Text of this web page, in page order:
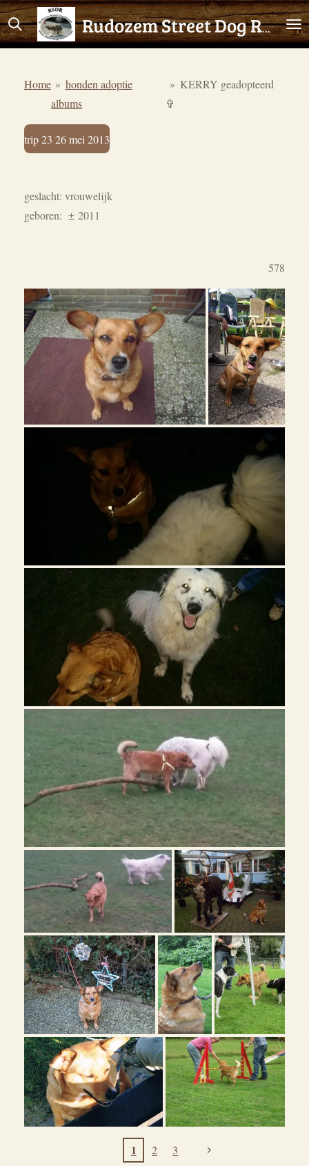
Ga
direct
hoofdinhoud
Rudozem Street Dog Rescue
Home » honden adoptie
albums
» KERRY geadopteerd
✞
trip 23 26 mei 2013
geslacht: vrouwelijk
geboren: ± 2011
578
1 2 3